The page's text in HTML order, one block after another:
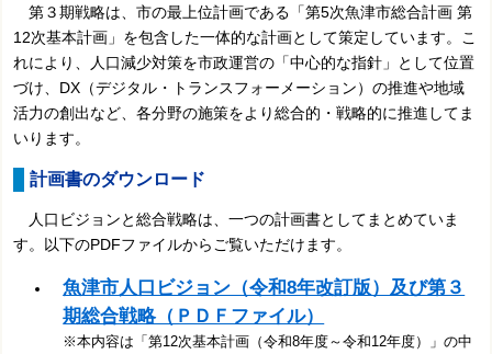
第３期戦略は、市の最上位計画である「第5次魚津市総合計画 第
12次基本計画」を包含した一体的な計画として策定しています。こ
れにより、人口減少対策を市政運営の「中心的な指針」として位置
づけ、DX（デジタル・トランスフォーメーション）の推進や地域
活力の創出など、各分野の施策をより総合的・戦略的に推進してま
いります。
計画書のダウンロード
人口ビジョンと総合戦略は、一つの計画書としてまとめていま
す。以下のPDFファイルからご覧いただけます。
魚津市人口ビジョン（令和8年改訂版）及び第３
期総合戦略（ＰＤＦファイル）
※本内容は「第12次基本計画（令和8年度～令和12年度）」の中